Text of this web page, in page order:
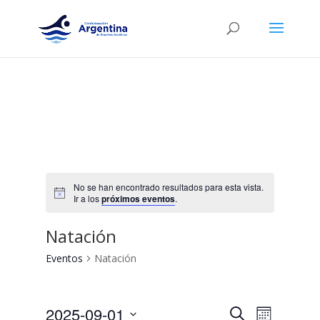
No se han encontrado resultados para esta vista.
Ir a lospróximos eventos.
Natación
Eventos Natación
Buscar
2025-09-01